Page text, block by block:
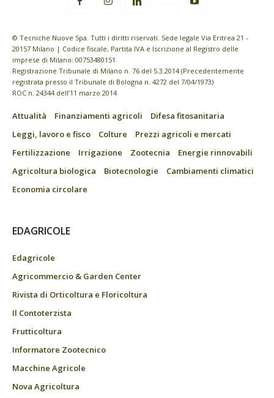
© Tecniche Nuove Spa. Tutti i diritti riservati. Sede legale Via Eritrea 21 -
20157 Milano | Codice fiscale, Partita IVA e Iscrizione al Registro delle
imprese di Milano: 00753480151
Registrazione Tribunale di Milano n. 76 del 5.3.2014 (Precedentemente
registrata presso il Tribunale di Bologna n. 4272 del 7/04/1973)
ROC n. 24344 dell’11 marzo 2014
Attualità Finanziamenti agricoli
Difesa fitosanitaria
Leggi, lavoro e fisco
Colture
Prezzi agricoli e mercati
Fertilizzazione
Irrigazione Zootecnia
Energie rinnovabili
Agricoltura biologica
Biotecnologie
Cambiamenti climatici
Economia circolare
EDAGRICOLE
Edagricole
Agricommercio & Garden Center
Rivista di Orticoltura e Floricoltura
Il Contoterzista
Frutticoltura
Informatore Zootecnico
Macchine Agricole
Nova Agricoltura